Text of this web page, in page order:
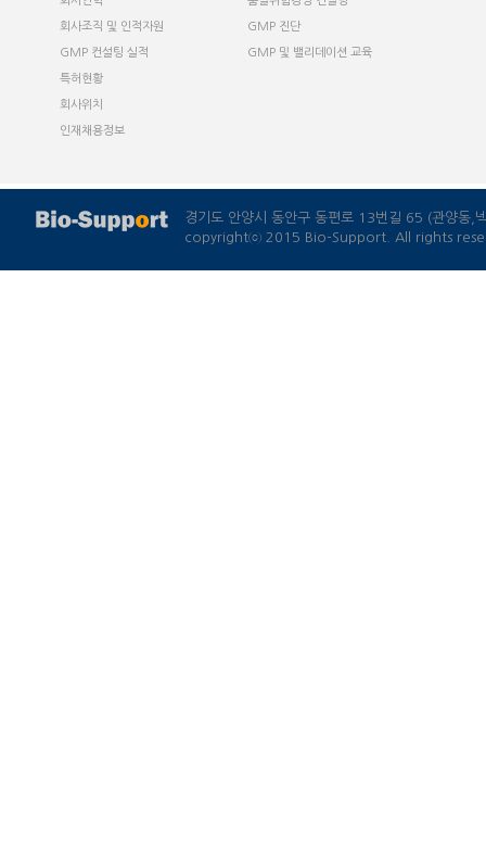
경기도 안양시 동안구 동편로 13번길 65 (관양동,
copyrightⓒ 2015 Bio-Support. All rights